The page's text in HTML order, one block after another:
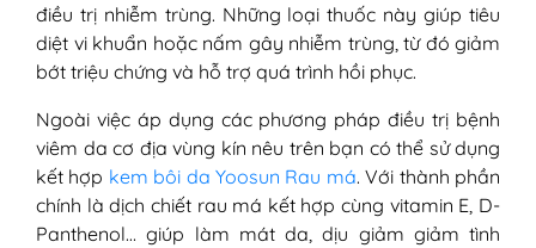
điều trị nhiễm trùng. Những loại thuốc này giúp tiêu
diệt vi khuẩn hoặc nấm gây nhiễm trùng, từ đó giảm
bớt triệu chứng và hỗ trợ quá trình hồi phục.
Ngoài việc áp dụng các phương pháp điều trị bệnh
viêm da cơ địa vùng kín nêu trên bạn có thể sử dụng
kết hợp kem bôi da Yoosun Rau má. Với thành phần
chính là dịch chiết rau má kết hợp cùng vitamin E, D-
Panthenol… giúp làm mát da, dịu giảm giảm tình